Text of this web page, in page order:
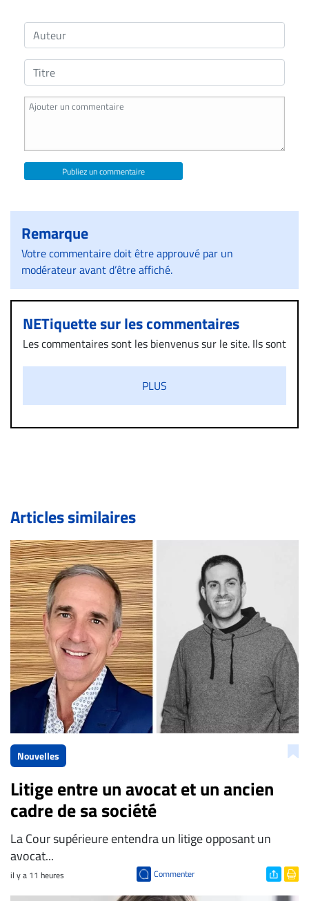
Publiez un commentaire
Remarque
Votre commentaire doit être approuvé par un
modérateur avant d’être affiché.
NETiquette sur les commentaires
Les commentaires sont les bienvenus sur le site. Ils sont
diffamatoire. Si malgré cette politique de modération,
un commentaire publié sur le site vous dérange, prenez
immédiatement contact par courriel (info@droit-
de validation, un droit de réponse.
Bien à vous,
La Rédaction de Droit-inc.com
PLUS
Articles similaires
Nouvelles
Litige entre un avocat et un ancien
cadre de sa société
La Cour supérieure entendra un litige opposant un
avocat...
il y a 11 heures Commenter